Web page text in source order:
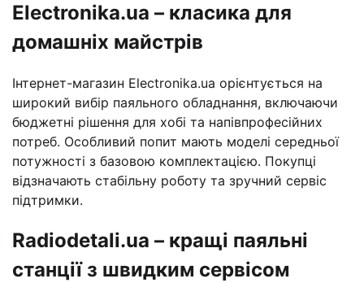
Electronika.ua – класика для
домашніх майстрів
Інтернет-магазин Electronika.ua орієнтується на
широкий вибір паяльного обладнання, включаючи
бюджетні рішення для хобі та напівпрофесійних
потреб. Особливий попит мають моделі середньої
потужності з базовою комплектацією. Покупці
відзначають стабільну роботу та зручний сервіс
підтримки.
Radiodetali.ua – кращі паяльні
станції з швидким сервісом